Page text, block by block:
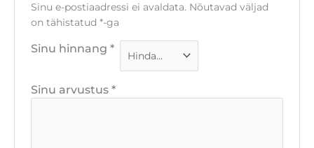
Sinu e-postiaadressi ei avaldata. Nõutavad väljad
on tähistatud *-ga
Sinu hinnang *
Sinu arvustus *